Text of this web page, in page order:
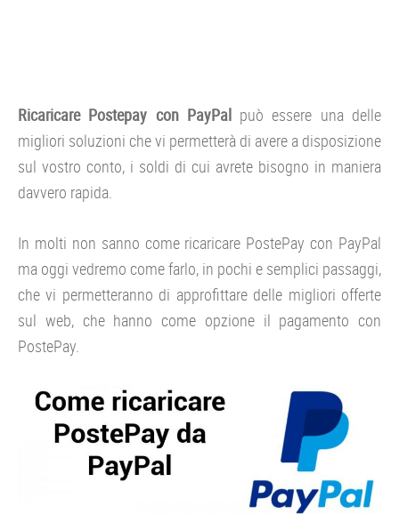
Ricaricare Postepay con PayPalpuò essere una delle
migliori soluzioni che vi permetterà di avere a disposizione
sul vostro conto, i soldi di cui avrete bisogno in maniera
davvero rapida.
In molti non sanno come ricaricare PostePay con PayPal
ma oggi vedremo come farlo, in pochi e semplici passaggi,
che vi permetteranno di approfittare delle migliori offerte
sul web, che hanno come opzione il pagamento con
PostePay.